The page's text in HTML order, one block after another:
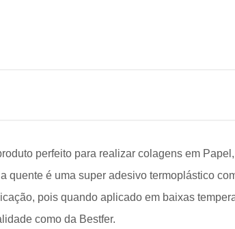
perfeito para realizar colagens em
quente é uma super adesivo termoplástico
pois quando aplicado em baixas
como da Bestfer.